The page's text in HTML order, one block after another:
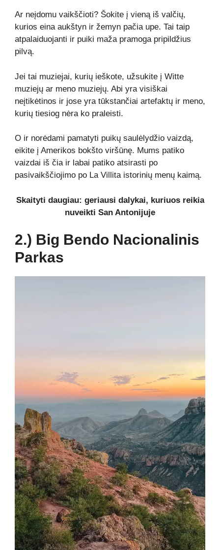
Ar neįdomu vaikščioti? Šokite į vieną iš valčių,
kurios eina aukštyn ir žemyn pačia upe. Tai taip
atpalaiduojanti ir puiki maža pramoga pripildžius
pilvą.
Jei tai muziejai, kurių ieškote, užsukite į Witte
muziejų ar meno muziejų. Abi yra visiškai
neįtikėtinos ir jose yra tūkstančiai artefaktų ir meno,
kurių tiesiog nėra ko praleisti.
O ir norėdami pamatyti puikų saulėlydžio vaizdą,
eikite į Amerikos bokšto viršūnę. Mums patiko
vaizdai iš čia ir labai patiko atsirasti po
pasivaikščiojimo po La Villita istorinių menų kaimą.
Skaityti daugiau: geriausi dalykai, kuriuos reikia
nuveikti San Antonijuje
2.) Big Bendo Nacionalinis
Parkas